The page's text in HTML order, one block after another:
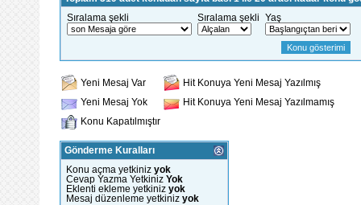
Sıralama şekli
Sıralama şekli Yaş
Yeni Mesaj Var
Hit Konuya Yeni Mesaj Yazılmış
Yeni Mesaj Yok
Hit Konuya Yeni Mesaj Yazılmamış
Konu Kapatılmıştır
Gönderme Kuralları
Konu açma yetkiniz yok
Cevap Yazma Yetkiniz Yok
Eklenti ekleme yetkiniz yok
Mesaj düzenleme yetkiniz yok